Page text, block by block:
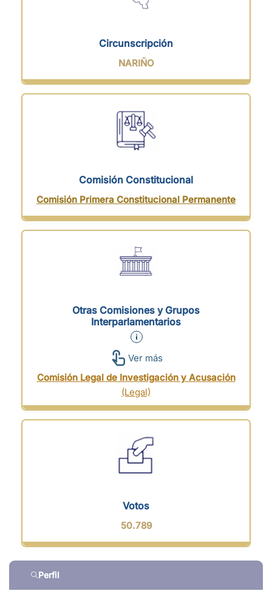
Perfil
Circunscripción
NARIÑO
Comisión Constitucional
Comisión Primera Constitucional Permanente
Otras Comisiones y Grupos
Interparlamentarios
Ver más
Comisión Legal de Investigación y Acusación
(Legal)
Votos
50.789